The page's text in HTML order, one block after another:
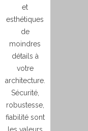
et
esthétiques
de
moindres
détails à
votre
architecture.
Sécurité,
robustesse,
fiabilité sont